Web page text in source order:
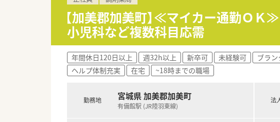
■薬局としての存在意義を日々考えながら活動
【職場環境と雰囲気】
■大手チェーンが運営に関わっているため、ヘ
■従業員同士のコミュニケーションが活発であ
■平均勤続勤務年数が7年という実績が示す通
【加美郡加美町】≪マイカー通勤ＯＫ
小児科など複数科目応需
年間休日120日以上 週32h以上 新卒可 未経験可 ブラ
ヘルプ体制充実
在宅 ~18時までの職場
勤務地 宮城県 加美郡加美町
有備館駅 (JR陸羽東線)
法